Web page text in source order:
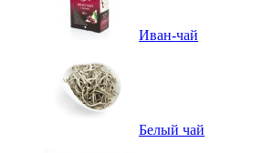
Иван-чай
Белый чай